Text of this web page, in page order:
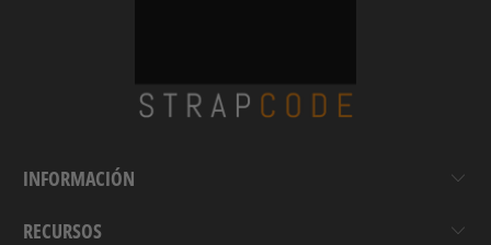
INFORMACIÓN
RECURSOS